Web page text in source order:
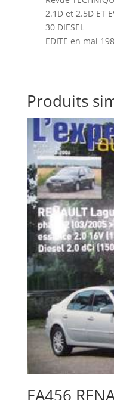
DIESEL
2.1D et 2.5D ET
30 DIESEL
EDITE en mai
Produits
EA456